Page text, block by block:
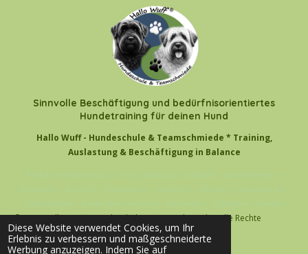
Diese Website verwendet Cookies, um Ihr
Erlebnis zu verbessern und maßgeschneiderte
Werbung anzuzeigen. Indem Sie auf
Sinnvolle Beschäftigung und bedürfnisorientiertes
Hundetraining für deinen Hund
Hallo Wuff - Hundeschule & Teamschmiede * Training,
Auslastung & Beschäftigung in Balance
© 2026 Hallo Wuff - Hundeschule & Teamschmiede - alle Rechte
vorbehalten